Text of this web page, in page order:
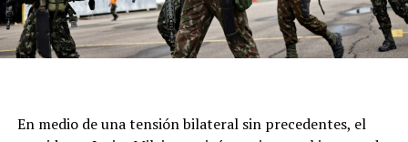
En medio de una tensión bilateral sin precedentes, el